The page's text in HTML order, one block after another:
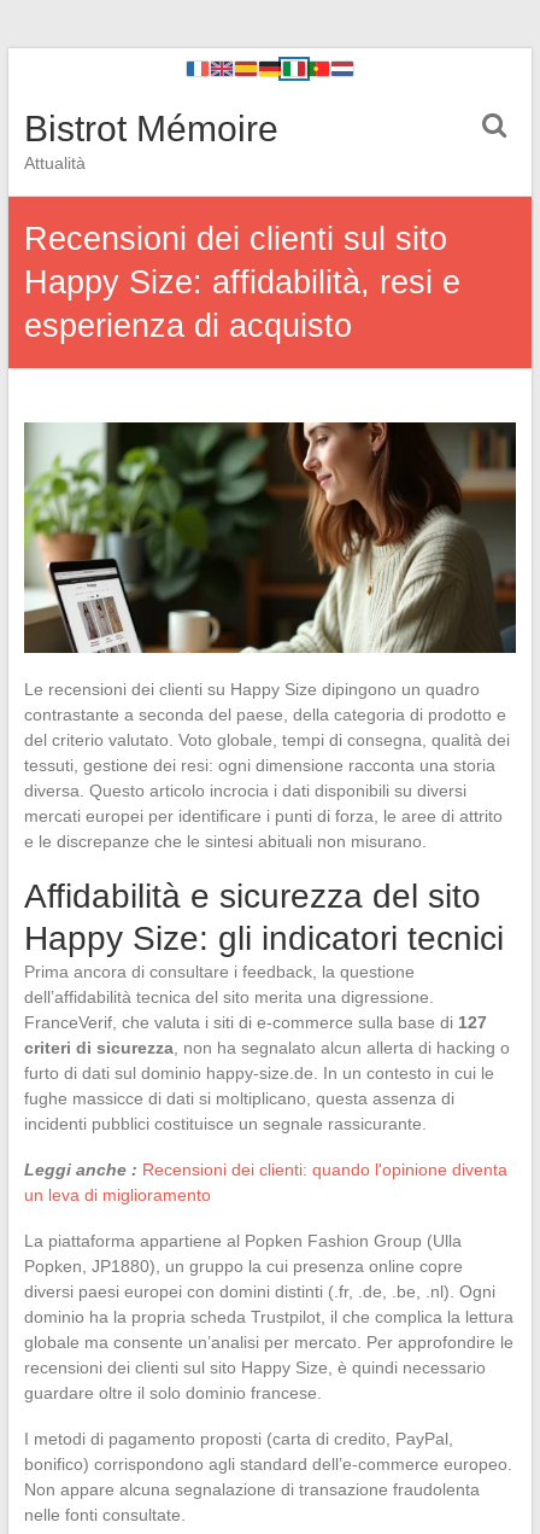
Bistrot Mémoire
Attualità
Recensioni dei clienti sul sito
Happy Size: affidabilità, resi e
esperienza di acquisto
Le recensioni dei clienti su Happy Size dipingono un quadro
contrastante a seconda del paese, della categoria di prodotto e
del criterio valutato. Voto globale, tempi di consegna, qualità dei
tessuti, gestione dei resi: ogni dimensione racconta una storia
diversa. Questo articolo incrocia i dati disponibili su diversi
mercati europei per identificare i punti di forza, le aree di attrito
e le discrepanze che le sintesi abituali non misurano.
Affidabilità e sicurezza del sito
Happy Size: gli indicatori tecnici
Prima ancora di consultare i feedback, la questione
dell’affidabilità tecnica del sito merita una digressione.
FranceVerif, che valuta i siti di e-commerce sulla base di 127
criteri di sicurezza, non ha segnalato alcun allerta di hacking o
furto di dati sul dominio happy-size.de. In un contesto in cui le
fughe massicce di dati si moltiplicano, questa assenza di
incidenti pubblici costituisce un segnale rassicurante.
Leggi anche : Recensioni dei clienti: quando l'opinione diventa
un leva di miglioramento
La piattaforma appartiene al Popken Fashion Group (Ulla
Popken, JP1880), un gruppo la cui presenza online copre
diversi paesi europei con domini distinti (.fr, .de, .be, .nl). Ogni
dominio ha la propria scheda Trustpilot, il che complica la lettura
globale ma consente un’analisi per mercato. Per approfondire le
recensioni dei clienti sul sito Happy Size, è quindi necessario
guardare oltre il solo dominio francese.
I metodi di pagamento proposti (carta di credito, PayPal,
bonifico) corrispondono agli standard dell’e-commerce europeo.
Non appare alcuna segnalazione di transazione fraudolenta
nelle fonti consultate.